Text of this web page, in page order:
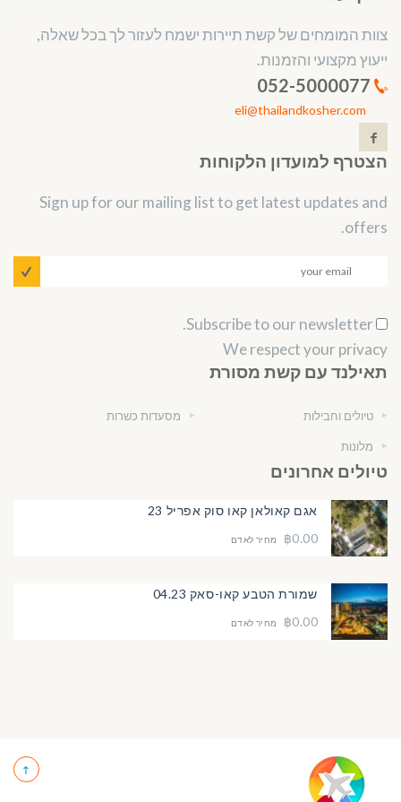
צוות המומחים של קשת תיירות ישמח לעזור לך בכל שאלה,
ייעוץ מקצועי והזמנות.
eli@thailandkosher.com
הצטרף למועדון הלקוחות
Sign up for our mailing list to get latest updates and
offers.
We respect your privacy
תאילנד עם קשת מסורת
טיולים וחבילות
מלונות
מסעדות כשרות
טיולים אחרונים
אגם קאולאן קאו סוק אפריל 23
฿0.00
מחיר לאדם
שמורת הטבע קאו-סאק 04.23
฿0.00
מחיר לאדם